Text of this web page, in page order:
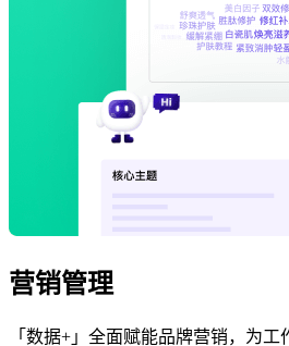
营销管理
「数据+」全面赋能品牌营销，为工